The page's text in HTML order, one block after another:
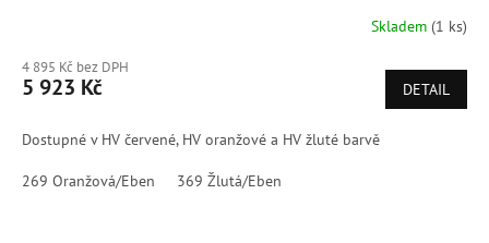
Skladem (1 ks)
4 895 Kč bez DPH
5 923 Kč DETAIL
Dostupné v HV červené, HV oranžové a HV žluté barvě
269 Oranžová/Eben 369 Žlutá/Eben